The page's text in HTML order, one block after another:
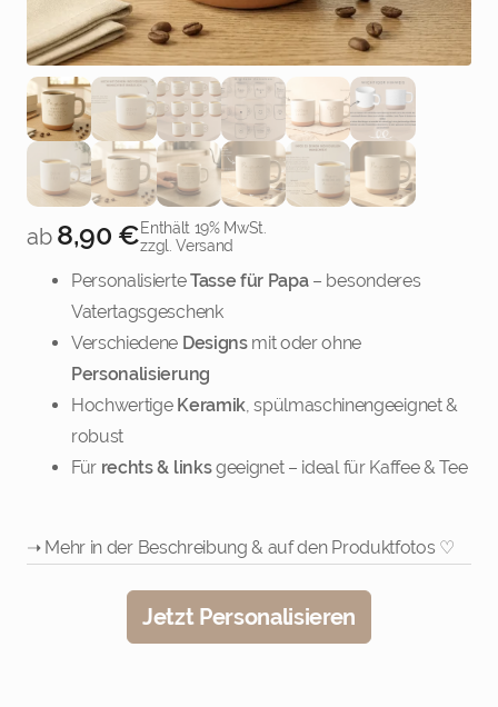
ab 8,90 €Enthält 19% MwSt.
zzgl. Versand
PersonalisierteTasse für Papa– besonderes
Vatertagsgeschenk
Verschiedene Designsmit oder ohne
Personalisierung
Hochwertige Keramik, spülmaschinengeeignet &
robust
Für rechts & linksgeeignet – ideal für Kaffee & Tee
➝ Mehr in der Beschreibung & auf den Produktfotos ♡
Jetzt Personalisieren